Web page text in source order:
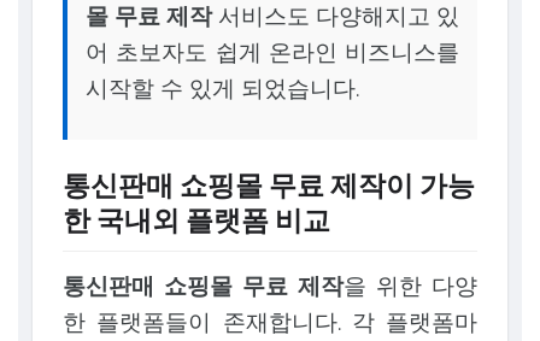
몰 무료 제작서비스도 다양해지고 있
어 초보자도 쉽게 온라인 비즈니스를
시작할 수 있게 되었습니다.
통신판매 쇼핑몰 무료 제작이 가능
한 국내외 플랫폼 비교
통신판매 쇼핑몰 무료 제작을 위한 다양
한 플랫폼들이 존재합니다. 각 플랫폼마